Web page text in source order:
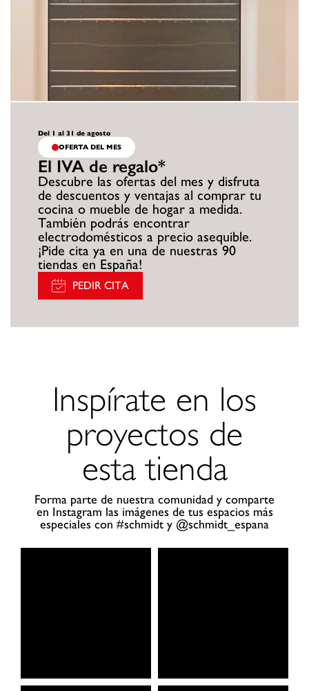
Del 1 al 31 de agosto
OFERTA DEL MES
El IVA de regalo*
Descubre las ofertas del mes y disfruta
de descuentos y ventajas al comprar tu
cocina o mueble de hogar a medida.
También podrás encontrar
electrodomésticos a precio asequible.
¡Pide cita ya en una de nuestras 90
tiendas en España!
PEDIR CITA
Inspírate en los
proyectos de
esta tienda
Forma parte de nuestra comunidad y comparte
en Instagram las imágenes de tus espacios más
especiales con #schmidt y @schmidt_espana